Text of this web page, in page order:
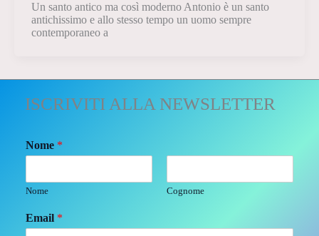
Un santo antico ma così moderno Antonio è un santo
antichissimo e allo stesso tempo un uomo sempre
contemporaneo a
ISCRIVITI ALLA NEWSLETTER
Nome *
Nome Cognome
Email *